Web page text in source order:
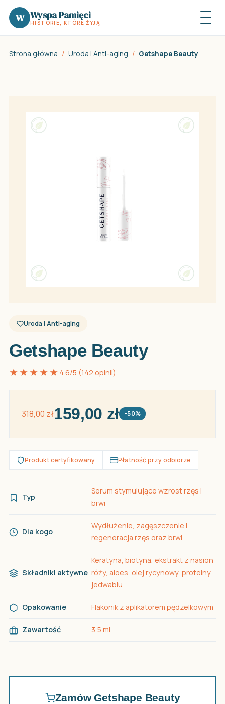
W Wyspa Pamięci
HISTORIE, KTÓRE ŻYJĄ
Strona główna / Uroda i Anti-aging / Getshape Beauty
Uroda i Anti-aging
Getshape Beauty
★★★★★ 4.6/5 (142 opinii)
318,00 zł159,00 zł -50%
Produkt certyfikowany Płatność przy odbiorze
Typ
Serum stymulujące wzrost rzęs i
brwi
Dla kogo
Wydłużenie, zagęszczenie i
regeneracja rzęs oraz brwi
Składniki aktywne
Keratyna, biotyna, ekstrakt z nasion
róży, aloes, olej rycynowy, proteiny
jedwabiu
Opakowanie Flakonik z aplikatorem pędzelkowym
Zawartość 3,5 ml
Zamów Getshape Beauty